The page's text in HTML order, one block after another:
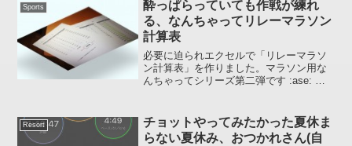
一...
Sports
酔っぱらっていても作戦が練れ
る、なんちゃってリレーマラソン
計算表
必要に迫られエクセルで「リレーマラソ
ン計算表」を作りました。マラソン用な
んちゃってシリーズ第二弾です :ase: え
予想です。計算表のダウンロードは投稿
の最後にボタ...
Resort
チョットやってみたかった夏休ま
らない夏休み、おつかれさん(自